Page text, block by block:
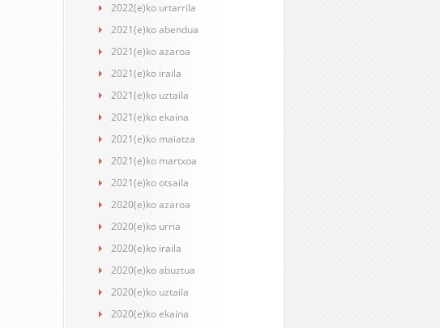
2022(e)ko urtarrila
2021(e)ko abendua
2021(e)ko azaroa
2021(e)ko iraila
2021(e)ko uztaila
2021(e)ko ekaina
2021(e)ko maiatza
2021(e)ko martxoa
2021(e)ko otsaila
2020(e)ko azaroa
2020(e)ko urria
2020(e)ko iraila
2020(e)ko abuztua
2020(e)ko uztaila
2020(e)ko ekaina